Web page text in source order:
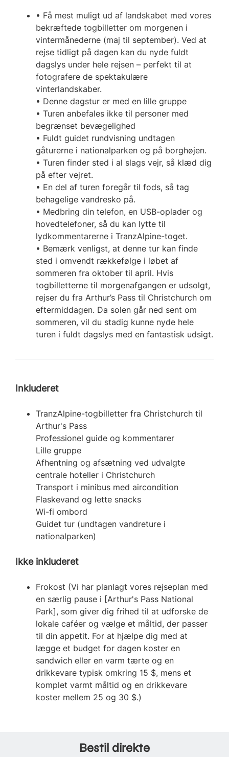
• Få mest muligt ud af landskabet med vores
bekræftede togbilletter om morgenen i
vintermånederne (maj til september). Ved at
rejse tidligt på dagen kan du nyde fuldt
dagslys under hele rejsen – perfekt til at
fotografere de spektakulære
vinterlandskaber.
• Denne dagstur er med en lille gruppe
• Turen anbefales ikke til personer med
begrænset bevægelighed
• Fuldt guidet rundvisning undtagen
gåturerne i nationalparken og på borghøjen.
• Turen finder sted i al slags vejr, så klæd dig
på efter vejret.
• En del af turen foregår til fods, så tag
behagelige vandresko på.
• Medbring din telefon, en USB-oplader og
hovedtelefoner, så du kan lytte til
lydkommentarerne i TranzAlpine-toget.
• Bemærk venligst, at denne tur kan finde
sted i omvendt rækkefølge i løbet af
sommeren fra oktober til april. Hvis
togbilletterne til morgenafgangen er udsolgt,
rejser du fra Arthur’s Pass til Christchurch om
eftermiddagen. Da solen går ned sent om
sommeren, vil du stadig kunne nyde hele
turen i fuldt dagslys med en fantastisk udsigt.
Inkluderet
TranzAlpine-togbilletter fra Christchurch til
Arthur's Pass
Professionel guide og kommentarer
Lille gruppe
Afhentning og afsætning ved udvalgte
centrale hoteller i Christchurch
Transport i minibus med aircondition
Flaskevand og lette snacks
Wi-fi ombord
Guidet tur (undtagen vandreture i
nationalparken)
Ikke inkluderet
Frokost (Vi har planlagt vores rejseplan med
en særlig pause i [Arthur's Pass National
Park], som giver dig frihed til at udforske de
lokale caféer og vælge et måltid, der passer
til din appetit. For at hjælpe dig med at
lægge et budget for dagen koster en
sandwich eller en varm tærte og en
drikkevare typisk omkring 15 $, mens et
komplet varmt måltid og en drikkevare
koster mellem 25 og 30 $.)
Bestil direkte